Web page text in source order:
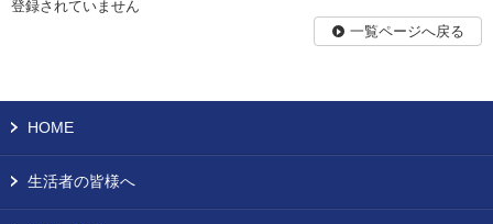
登録されていません
一覧ページへ戻る
HOME
生活者の皆様へ